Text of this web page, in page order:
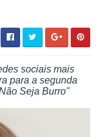
sociais mais
para a segunda
Seja Burro"